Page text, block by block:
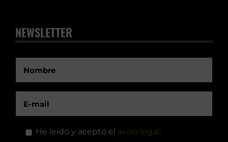
NEWSLETTER
He leído y acepto el aviso legal .